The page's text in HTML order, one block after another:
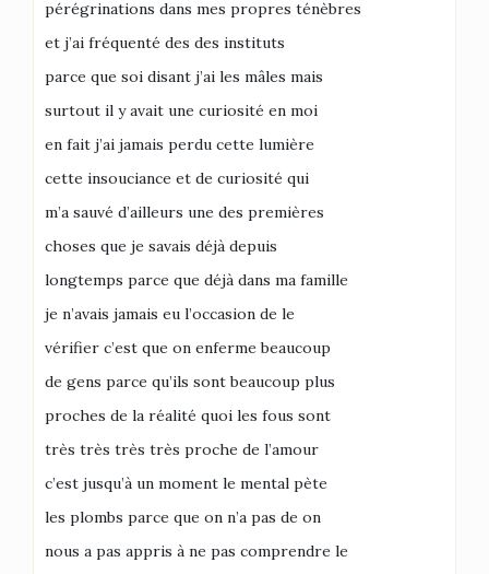
pérégrinations dans mes propres ténèbres
et j’ai fréquenté des des instituts
parce que soi disant j’ai les mâles mais
surtout il y avait une curiosité en moi
en fait j’ai jamais perdu cette lumière
cette insouciance et de curiosité qui
m’a sauvé d’ailleurs une des premières
choses que je savais déjà depuis
longtemps parce que déjà dans ma famille
je n’avais jamais eu l’occasion de le
vérifier c’est que on enferme beaucoup
de gens parce qu’ils sont beaucoup plus
proches de la réalité quoi les fous sont
très très très très proche de l’amour
c’est jusqu’à un moment le mental pète
les plombs parce que on n’a pas de on
nous a pas appris à ne pas comprendre le